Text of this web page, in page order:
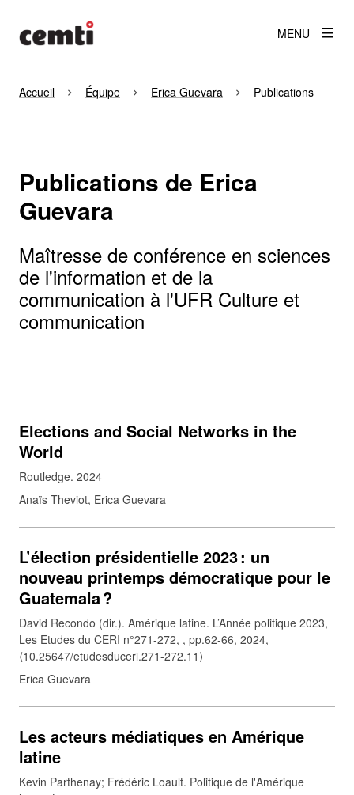
MENU
Accueil Équipe Erica Guevara Publications
Publications de Erica
Guevara
Maîtresse de conférence en sciences
de l'information et de la
communication à l'UFR Culture et
communication
Elections and Social Networks in the
World
Routledge. 2024
Anaïs Theviot, Erica Guevara
L’élection présidentielle 2023 : un
nouveau printemps démocratique pour le
Guatemala ?
David Recondo (dir.). Amérique latine. L’Année politique 2023,
Les Etudes du CERI n°271-272, , pp.62-66, 2024,
⟨10.25647/etudesduceri.271-272.11⟩
Erica Guevara
Les acteurs médiatiques en Amérique
latine
Kevin Parthenay; Frédéric Loault. Politique de l'Amérique